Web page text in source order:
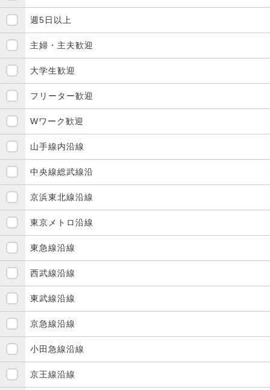
週5日以上
主婦・主夫歓迎
大学生歓迎
フリーター歓迎
Wワーク歓迎
山手線内沿線
中央線総武線沿
京浜東北線沿線
東京メトロ沿線
東急線沿線
西武線沿線
東武線沿線
京急線沿線
小田急線沿線
京王線沿線